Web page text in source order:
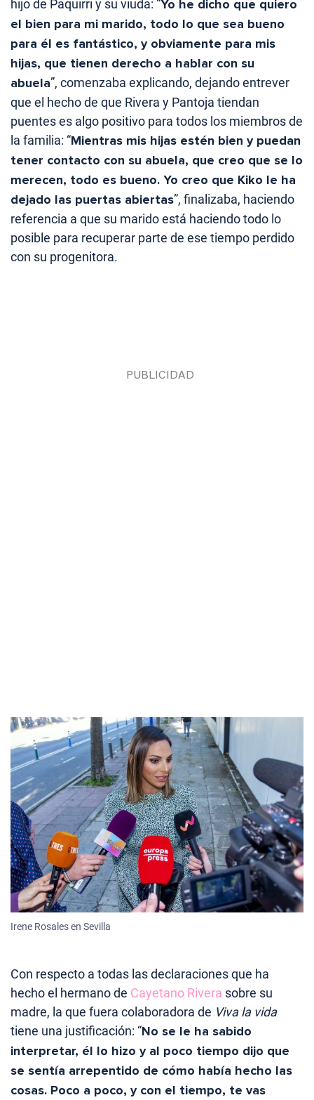
hijo de Paquirri y su viuda: “Yo he dicho que quiero
el bien para mi marido, todo lo que sea bueno
para él es fantástico, y obviamente para mis
hijas, que tienen derecho a hablar con su
abuela”, comenzaba explicando, dejando entrever
que el hecho de que Rivera y Pantoja tiendan
puentes es algo positivo para todos los miembros de
la familia: “Mientras mis hijas estén bien y puedan
tener contacto con su abuela, que creo que se lo
merecen, todo es bueno. Yo creo que Kiko le ha
dejado las puertas abiertas”, finalizaba, haciendo
referencia a que su marido está haciendo todo lo
posible para recuperar parte de ese tiempo perdido
con su progenitora.
Irene Rosales en Sevilla
Con respecto a todas las declaraciones que ha
hecho el hermano de Cayetano Rivera sobre su
madre, la que fuera colaboradora de Viva la vida
tiene una justificación: “No se le ha sabido
interpretar, él lo hizo y al poco tiempo dijo que
se sentía arrepentido de cómo había hecho las
cosas. Poco a poco, y con el tiempo, te vas